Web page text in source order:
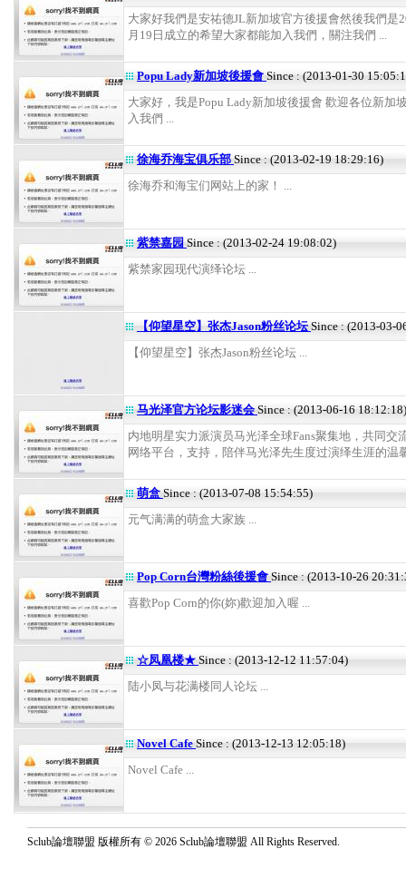
大家好我們是安祐德JL新加坡官方後援會然後我們是
月19日成立的希望大家都能加入我們，關注我們 ...
Popu Lady新加坡後援會 Since : (2013-01-30
大家好，我是Popu Lady新加坡後援會 歡迎各位新加
入我們 ...
徐海乔海宝俱乐部 Since : (2013-02-19 18:29:16)
徐海乔和海宝们网站上的家！ ...
紫禁嘉园 Since : (2013-02-24 19:08:02)
紫禁家园现代演绎论坛 ...
【仰望星空】张杰Jason粉丝论坛Since : (2013-03-
【仰望星空】张杰Jason粉丝论坛 ...
马光泽官方论坛影迷会 Since : (2013-06-16 18:12:18)
内地明星实力派演员马光泽全球Fans聚集地，共同交
网络平台，支持，陪伴马光泽先生度过演绎生涯的温
萌盒 Since : (2013-07-08 15:54:55)
元气满满的萌盒大家族 ...
Pop Corn台灣粉絲後援會 Since : (2013-10-26
喜歡Pop Corn的你(妳)歡迎加入喔 ...
☆凤凰楼★ Since : (2013-12-12 11:57:04)
陆小凤与花满楼同人论坛 ...
Novel Cafe Since : (2013-12-13 12:05:18)
Novel Cafe ...
Sclub論壇聯盟 版權所有 © 2026 Sclub論壇聯盟 All Rights Reserved.